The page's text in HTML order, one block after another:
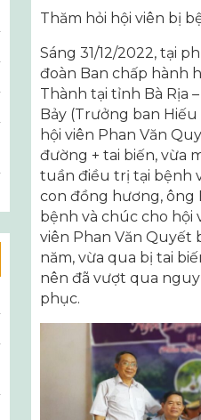
Thăm hỏi hội viên bị
Sáng 31/12/2022, tại
đoàn Ban chấp hành
Thành tại tỉnh Bà Rịa
Bảy (Trưởng ban
hội viên Phan Văn
đường + tai biến, vừa
tuần điều trị tại bệnh
con đồng hương,
bệnh và chúc cho hội
viên Phan Văn Quyết
năm, vừa qua bị tai
nên đã vượt qua
phục.